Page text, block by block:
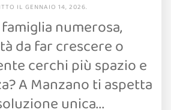
IL GENNAIO 14, 2026.
numerosa,
da far crescere o
cerchi più spazio e
A Manzano ti aspetta
unica...